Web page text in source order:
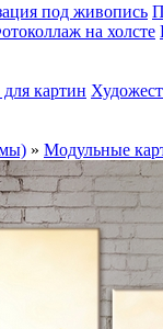
под живопись
на холсте
картин
» Модульные